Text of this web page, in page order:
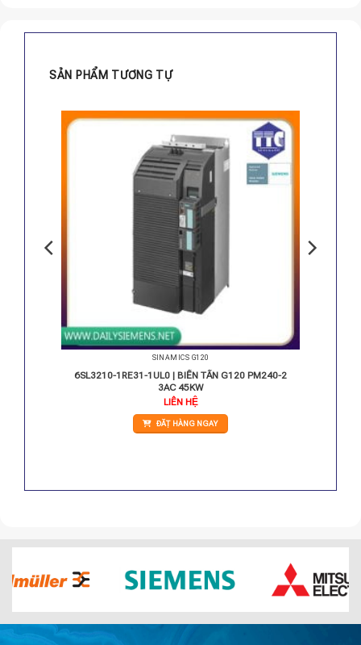
SẢN PHẨM TƯƠNG TỰ
SINAMICS G120
6SL3210-1RE31-1UL0 | BIẾN TẦN G120 PM240-2
3AC 45KW
LIÊN HỆ
ĐẶT HÀNG NGAY